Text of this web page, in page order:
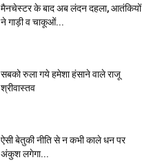
मैनचेस्टर के बाद अब लंदन दहला, आतंकियों
ने गाड़ी व चाकूओं...
सबको रुला गये हमेशा हंसाने वाले राजू
श्रीवास्तव
ऐसी बेतुकी नीति से न कभी काले धन पर
अंकुश लगेगा...